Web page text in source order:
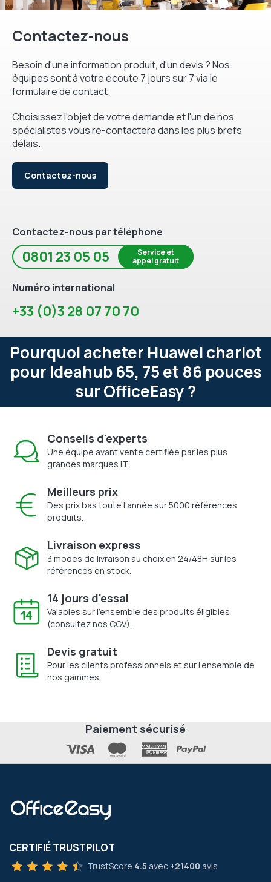
Contactez-nous
Besoin d'une information produit, d'un devis ? Nos
équipes sont à votre écoute 7 jours sur 7 via le
formulaire de contact.
Choisissez l'objet de votre demande et l'un de nos
spécialistes vous re-contactera dans les plus brefs
délais.
Contactez-nous
Contactez-nous par téléphone
0801 23 05 05
Service et
appel gratuit
Numéro international
+33 (0)3 28 07 70 70
Pourquoi acheter Huawei chariot
pour Ideahub 65, 75 et 86 pouces
sur OfficeEasy ?
Conseils d'experts
Une équipe avant vente certifiée par les plus
grandes marques IT.
Meilleurs prix
Des prix bas toute l'année sur 5000 références
produits.
Livraison express
3 modes de livraison au choix en 24/48H sur les
références en stock.
14 jours d'essai
Valables sur l'ensemble des produits éligibles
(consultez nos CGV).
Devis gratuit
Pour les clients professionnels et sur l'ensemble de
nos gammes.
Paiement sécurisé
CERTIFIÉ TRUSTPILOT
TrustScore 4.5 avec +21400 avis